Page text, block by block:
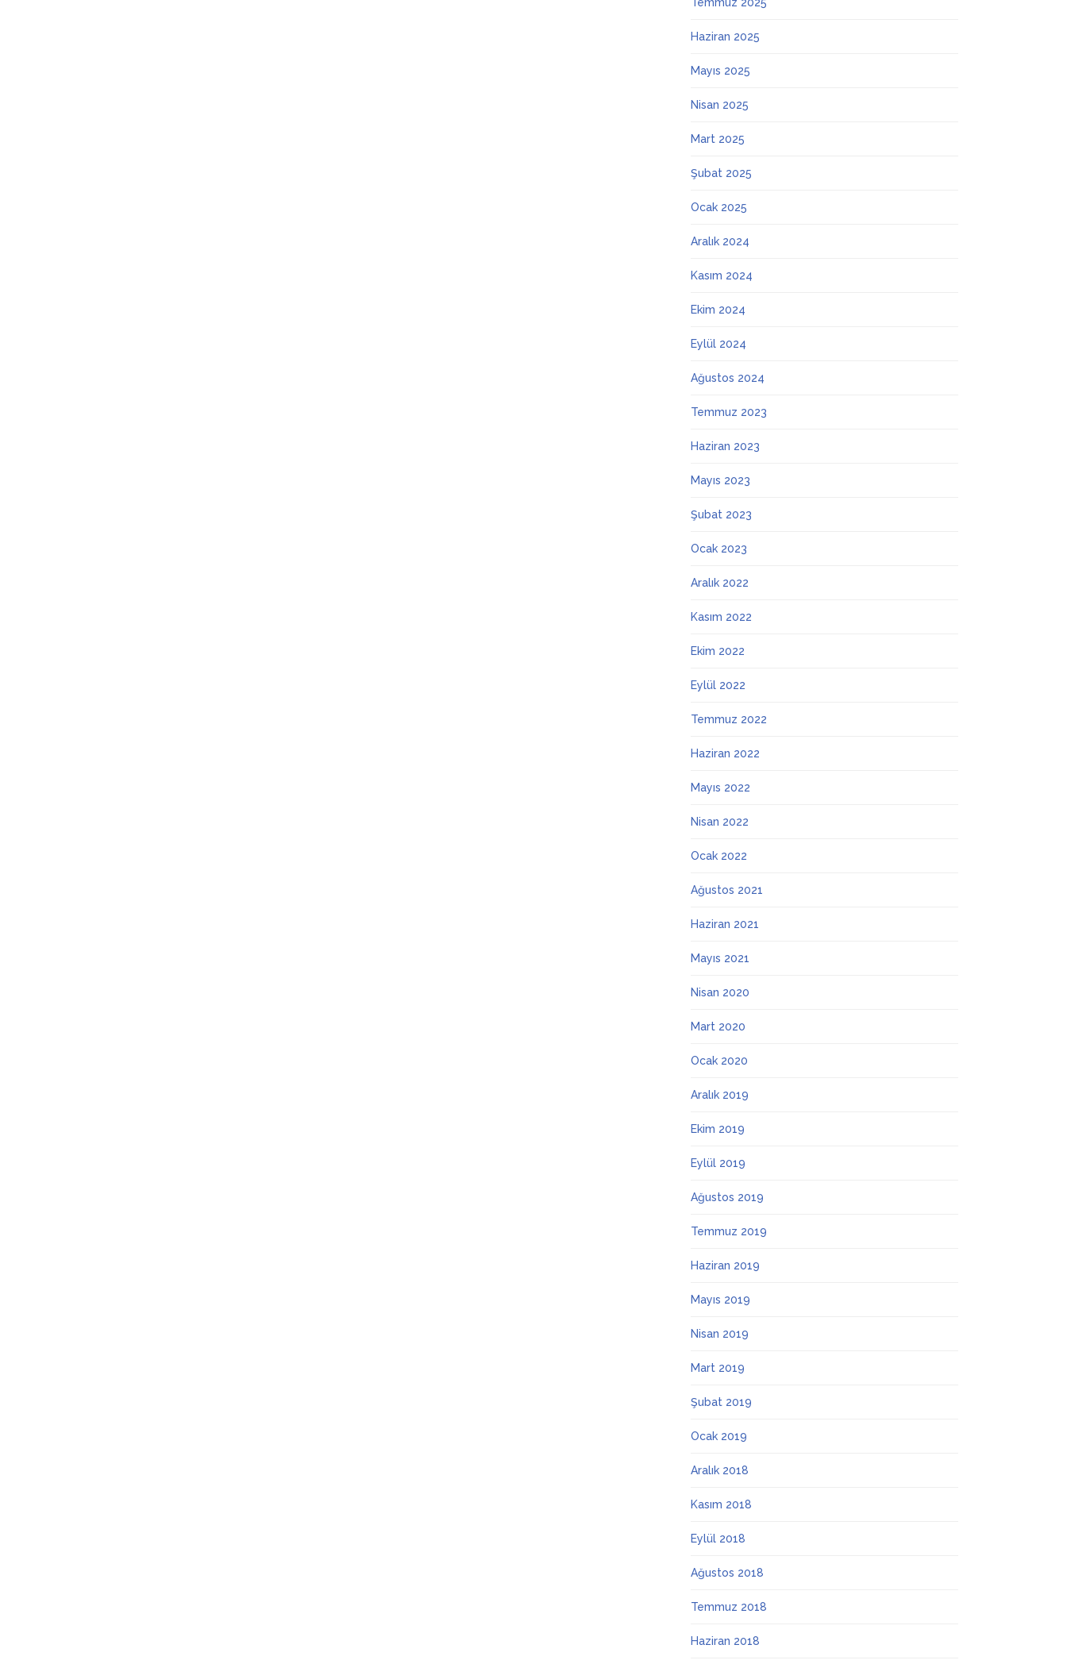
Haziran 2025
Mayıs 2025
Nisan 2025
Mart 2025
Şubat 2025
Ocak 2025
Aralık 2024
Kasım 2024
Ekim 2024
Eylül 2024
Ağustos 2024
Temmuz 2023
Haziran 2023
Mayıs 2023
Şubat 2023
Ocak 2023
Aralık 2022
Kasım 2022
Ekim 2022
Eylül 2022
Temmuz 2022
Haziran 2022
Mayıs 2022
Nisan 2022
Ocak 2022
Ağustos 2021
Haziran 2021
Mayıs 2021
Nisan 2020
Mart 2020
Ocak 2020
Aralık 2019
Ekim 2019
Eylül 2019
Ağustos 2019
Temmuz 2019
Haziran 2019
Mayıs 2019
Nisan 2019
Mart 2019
Şubat 2019
Ocak 2019
Aralık 2018
Kasım 2018
Eylül 2018
Ağustos 2018
Temmuz 2018
Haziran 2018